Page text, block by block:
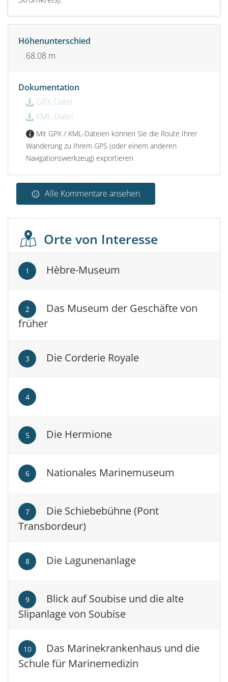
Höhenunterschied
68.08 m
Dokumentation
GPX-Datei
KML-Datei
Mit GPX / KML-Dateien können Sie die Route Ihrer
Wanderung zu Ihrem GPS (oder einem anderen
Navigationswerkzeug) exportieren
Alle Kommentare ansehen
Orte von Interesse
1 Hèbre-Museum
2
Das Museum der Geschäfte von
früher
3 Die Corderie Royale
4
5 Die Hermione
6 Nationales Marinemuseum
7
Die Schiebebühne (Pont
Transbordeur)
8 Die Lagunenanlage
9
Blick auf Soubise und die alte
Slipanlage von Soubise
10
Das Marinekrankenhaus und die
Schule für Marinemedizin